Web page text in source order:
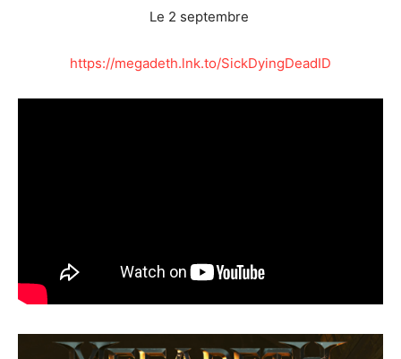
Le 2 septembre
https://megadeth.lnk.to/SickDyingDeadID